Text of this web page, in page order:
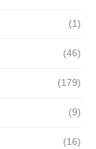
(1)
(46)
(179)
(9)
(16)